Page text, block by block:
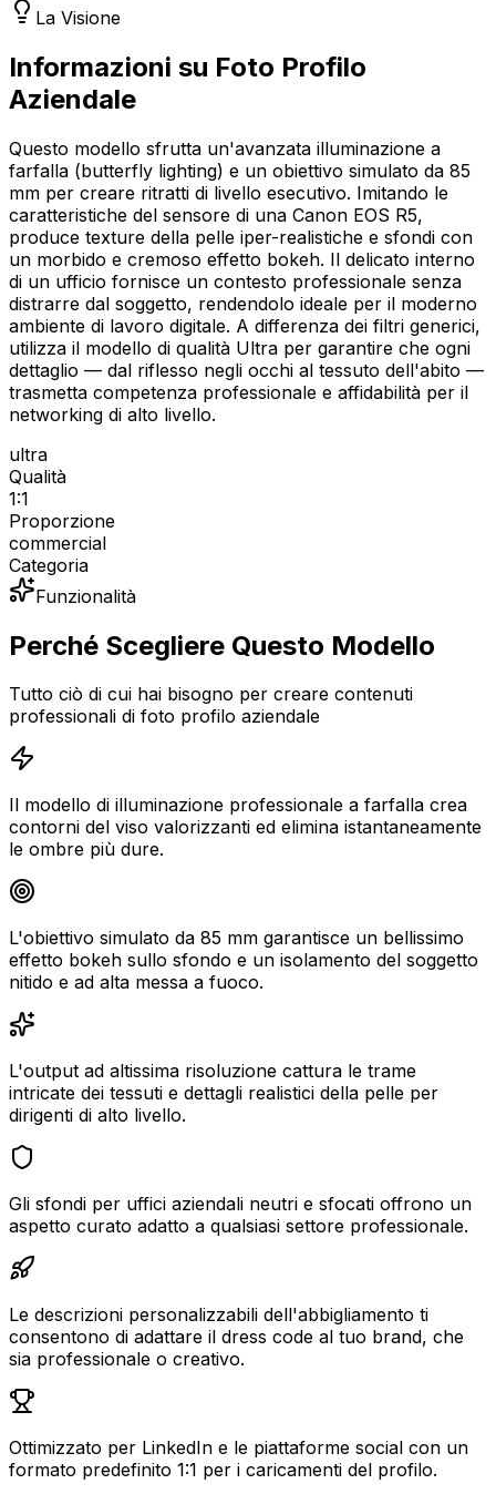
La Visione
Informazioni su Foto Profilo
Aziendale
Questo modello sfrutta un'avanzata illuminazione a
farfalla (butterfly lighting) e un obiettivo simulato da 85
mm per creare ritratti di livello esecutivo. Imitando le
caratteristiche del sensore di una Canon EOS R5,
produce texture della pelle iper-realistiche e sfondi con
un morbido e cremoso effetto bokeh. Il delicato interno
di un ufficio fornisce un contesto professionale senza
distrarre dal soggetto, rendendolo ideale per il moderno
ambiente di lavoro digitale. A differenza dei filtri generici,
utilizza il modello di qualità Ultra per garantire che ogni
dettaglio — dal riflesso negli occhi al tessuto dell'abito —
trasmetta competenza professionale e affidabilità per il
networking di alto livello.
ultra
Qualità
1:1
Proporzione
commercial
Categoria
Funzionalità
Perché Scegliere Questo Modello
Tutto ciò di cui hai bisogno per creare contenuti
professionali di foto profilo aziendale
Il modello di illuminazione professionale a farfalla crea
contorni del viso valorizzanti ed elimina istantaneamente
le ombre più dure.
L'obiettivo simulato da 85 mm garantisce un bellissimo
effetto bokeh sullo sfondo e un isolamento del soggetto
nitido e ad alta messa a fuoco.
L'output ad altissima risoluzione cattura le trame
intricate dei tessuti e dettagli realistici della pelle per
dirigenti di alto livello.
Gli sfondi per uffici aziendali neutri e sfocati offrono un
aspetto curato adatto a qualsiasi settore professionale.
Le descrizioni personalizzabili dell'abbigliamento ti
consentono di adattare il dress code al tuo brand, che
sia professionale o creativo.
Ottimizzato per LinkedIn e le piattaforme social con un
formato predefinito 1:1 per i caricamenti del profilo.